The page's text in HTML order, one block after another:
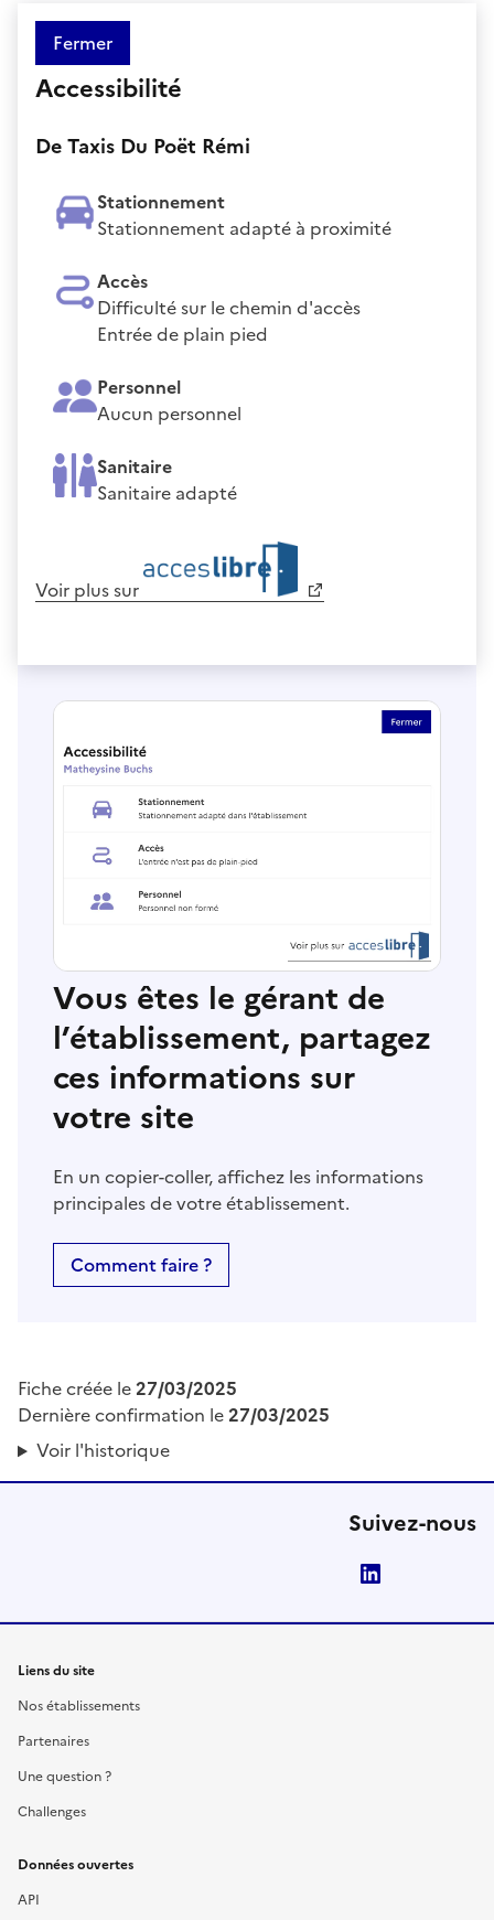
Fermer
Accessibilité
De Taxis Du Poët Rémi
Stationnement
Stationnement adapté à proximité
Accès
Difficulté sur le chemin d'accès
Entrée de plain pied
Personnel
Aucun personnel
Sanitaire
Sanitaire adapté
Voir plus sur
Vous êtes le gérant de
l’établissement, partagez
ces informations sur
votre site
En un copier-coller, affichez les informations
principales de votre établissement.
Comment faire ?
Fiche créée le27/03/2025
Dernière confirmation le27/03/2025
Voir l'historique
Suivez-nous
Liens du site
Nos établissements
Partenaires
Une question ?
Challenges
Données ouvertes
API